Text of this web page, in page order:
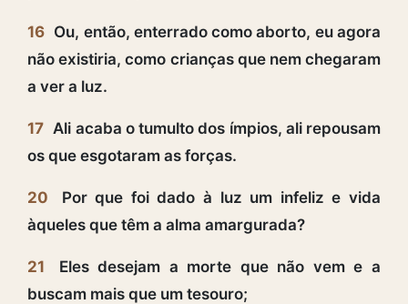
16 Ou, então, enterrado como aborto, eu agora
não existiria, como crianças que nem chegaram
a ver a luz.
17 Ali acaba o tumulto dos ímpios, ali repousam
os que esgotaram as forças.
20
Por que foi dado à luz um infeliz e vida
àqueles que têm a alma amargurada?
21
Eles desejam a morte que não vem e a
buscam mais que um tesouro;